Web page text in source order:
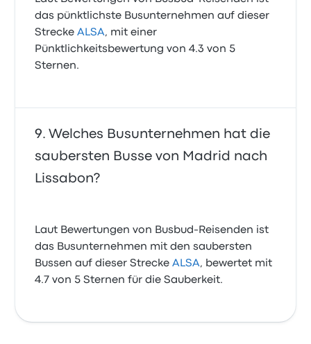
das pünktlichste Busunternehmen auf dieser
StreckeALSA, mit einer
Pünktlichkeitsbewertung von 4.3 von 5
Sternen.
Welches Busunternehmen hat die
saubersten Busse von Madrid nach
Lissabon?
Laut Bewertungen von Busbud-Reisenden ist
das Busunternehmen mit den saubersten
Bussen auf dieser StreckeALSA, bewertet mit
4.7 von 5 Sternen für die Sauberkeit.